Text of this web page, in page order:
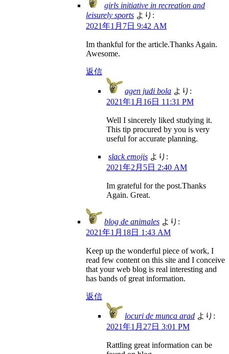
girls initiative in recreation and
leisurely sports より:
2021年1月7日 9:42 AM
Im thankful for the article.Thanks Again.
Awesome.
返信
agen judi bola より:
2021年1月16日 11:31 PM
Well I sincerely liked studying it.
This tip procured by you is very
useful for accurate planning.
slack emojis より:
2021年2月5日 2:40 AM
Im grateful for the post.Thanks
Again. Great.
blog de animales より:
2021年1月18日 1:43 AM
Keep up the wonderful piece of work, I
read few content on this site and I conceive
that your web blog is real interesting and
has bands of great information.
返信
locuri de munca arad より:
2021年1月27日 3:01 PM
Rattling great information can be